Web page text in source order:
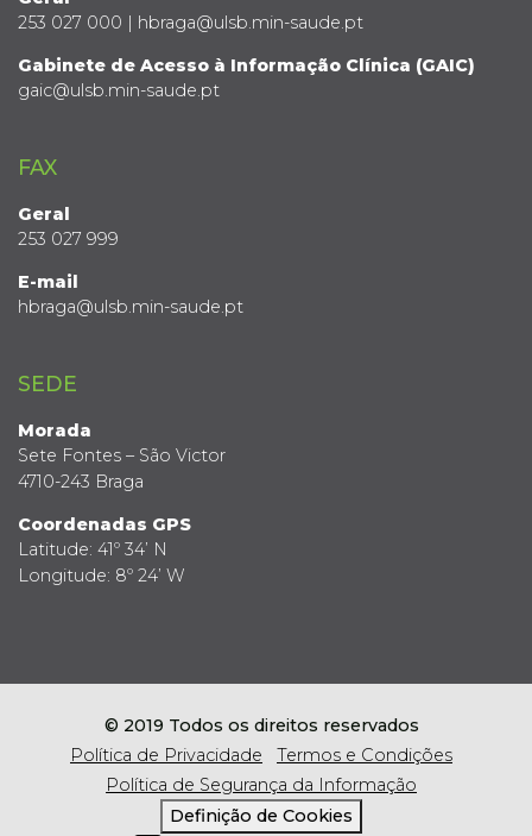
253 027 000 | hbraga@ulsb.min-saude.pt
Gabinete de Acesso à Informação Clínica (GAIC)
gaic@ulsb.min-saude.pt
FAX
Geral
253 027 999
E-mail
hbraga@ulsb.min-saude.pt
SEDE
Morada
Sete Fontes – São Victor
4710-243 Braga
Coordenadas GPS
Latitude: 41º 34’ N
Longitude: 8º 24’ W
© 2019 Todos os direitos reservados
Política de Privacidade
Termos e Condições
Política de Segurança da Informação
Definição de Cookies